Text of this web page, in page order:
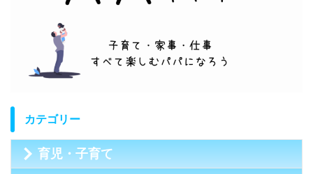
カテゴリー
育児・子育て